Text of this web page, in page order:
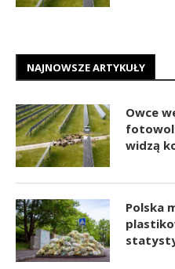
NAJNOWSZE ARTYKUŁY
Owce
widzą
Polska